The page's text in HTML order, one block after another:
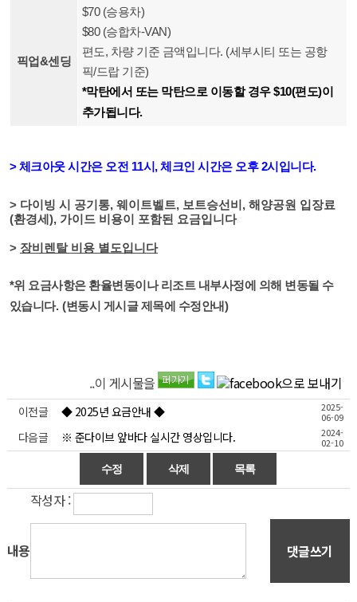
픽업&센딩
$70 (승용차)
$80 (승합차-VAN)
편도, 차량 기준 금액입니다. (세부시티 또는 공항
픽/드랍 기준)
*막탄에서 또는 막탄으로 이동할 경우 $10(편도)이
추가됩니다.
>체크아웃 시간은 오전 11시 ,체크인 시간은오후 2시입니다.
> 다이빙 시 공기통,웨이트벨트,보트승선비 ,해양공원 입장료
(환경세),가이드 비용이 포함된 요금입니다
> 장비렌탈 비용 별도입니다
*위 요금사항은 환율변동이나 리조트 내부사정에 의해 변동될 수
있습니다. (변동시 게시글 제목에 수정안내)
..이 게시물을
이전글 ◆ 2025년 요금안내 ◆
2025-
06-09
다음글 ※ 준다이브 앞바다 실시간 영상입니다.
2024-
02-10
작성자 :
내용 댓글쓰기